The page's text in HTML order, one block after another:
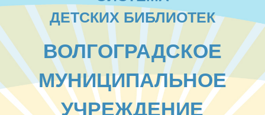
ВМУК "ЦСДБ"
ВОЛГОГРАДСКОЕ
МУНИЦИПАЛЬНОЕ
УЧРЕЖДЕНИЕ
КУЛЬТУРЫ